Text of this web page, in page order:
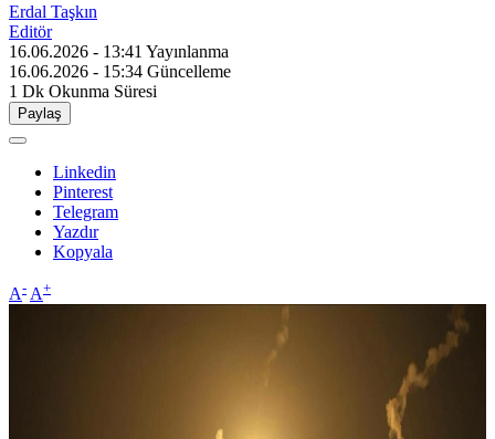
Erdal Taşkın
Editör
16.06.2026 - 13:41 Yayınlanma
16.06.2026 - 15:34 Güncelleme
1 Dk Okunma Süresi
Paylaş
Linkedin
Pinterest
Telegram
Yazdır
Kopyala
A- A+